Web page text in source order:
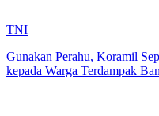
TNI
Gunakan Perahu, Koramil
kepada Warga Terdampak